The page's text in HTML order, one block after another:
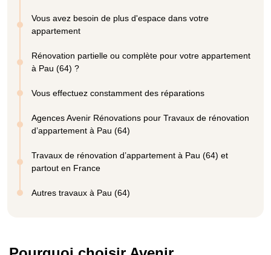
Vous avez besoin de plus d'espace dans votre
appartement
Rénovation partielle ou complète pour votre appartement
à Pau (64) ?
Vous effectuez constamment des réparations
Agences Avenir Rénovations pour Travaux de rénovation
d’appartement à Pau (64)
Travaux de rénovation d’appartement à Pau (64) et
partout en France
Autres travaux à Pau (64)